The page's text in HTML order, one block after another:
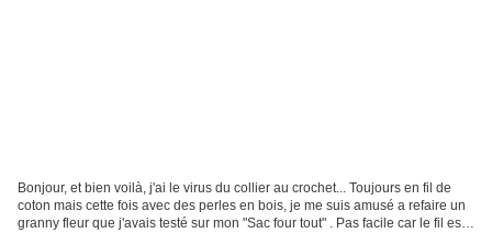
Bonjour, et bien voilà, j'ai le virus du collier au crochet... Toujours en fil de
coton mais cette fois avec des perles en bois, je me suis amusé a refaire un
granny fleur que j'avais testé sur mon "Sac four tout" . Pas facile car le fil est